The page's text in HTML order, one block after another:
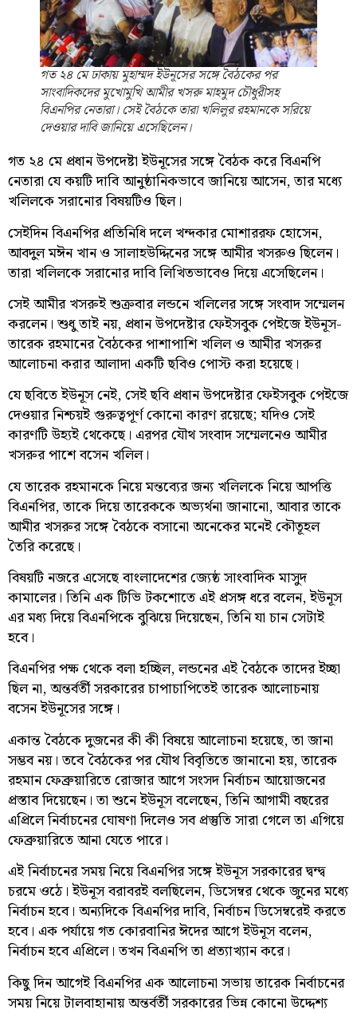
গত ২৪ মে ঢাকায় মুহাম্মদ ইউনূসের সঙ্গে বৈঠকের পর
সাংবাদিকদের মুখোমুখি আমীর খসরু মাহমুদ চৌধুরীসহ
বিএনপির নেতারা। সেই বৈঠকে তারা খলিলুর রহমানকে সরিয়ে
দেওয়ার দাবি জানিয়ে এসেছিলেন।
গত ২৪ মে প্রধান উপদেষ্টা ইউনূসের সঙ্গে বৈঠক করে বিএনপি
নেতারা যে কয়টি দাবি আনুষ্ঠানিকভাবে জানিয়ে আসেন, তার মধ্যে
খলিলকে সরানোর বিষয়টিও ছিল।
সেইদিন বিএনপির প্রতিনিধি দলে খন্দকার মোশাররফ হোসেন,
আবদুল মঈন খান ও সালাহউদ্দিনের সঙ্গে আমীর খসরুও ছিলেন।
তারা খলিলকে সরানোর দাবি লিখিতভাবেও দিয়ে এসেছিলেন।
সেই আমীর খসরুই শুক্রবার লন্ডনে খলিলের সঙ্গে সংবাদ সম্মেলন
করলেন। শুধু তাই নয়, প্রধান উপদেষ্টার ফেইসবুক পেইজে ইউনূস-
তারেক রহমানের বৈঠকের পাশাপাশি খলিল ও আমীর খসরুর
আলোচনা করার আলাদা একটি ছবিও পোস্ট করা হয়েছে।
যে ছবিতে ইউনূস নেই, সেই ছবি প্রধান উপদেষ্টার ফেইসবুক পেইজে
দেওয়ার নিশ্চয়ই গুরুত্বপূর্ণ কোনো কারণ রয়েছে; যদিও সেই
কারণটি উহ্যই থেকেছে। এরপর যৌথ সংবাদ সম্মেলনেও আমীর
খসরুর পাশে বসেন খলিল।
যে তারেক রহমানকে নিয়ে মন্তব্যের জন্য খলিলকে নিয়ে আপত্তি
বিএনপির, তাকে দিয়ে তারেককে অভ্যর্থনা জানানো, আবার তাকে
আমীর খসরুর সঙ্গে বৈঠকে বসানো অনেকের মনেই কৌতূহল
তৈরি করেছে।
বিষয়টি নজরে এসেছে বাংলাদেশের জ্যেষ্ঠ সাংবাদিক মাসুদ
কামালের। তিনি এক টিভি টকশোতে এই প্রসঙ্গ ধরে বলেন, ইউনূস
এর মধ্য দিয়ে বিএনপিকে বুঝিয়ে দিয়েছেন, তিনি যা চান সেটাই
হবে।
বিএনপির পক্ষ থেকে বলা হচ্ছিল, লন্ডনের এই বৈঠকে তাদের ইচ্ছা
ছিল না, অন্তর্বর্তী সরকারের চাপাচাপিতেই তারেক আলোচনায়
বসেন ইউনূসের সঙ্গে।
একান্ত বৈঠকে দুজনের কী কী বিষয়ে আলোচনা হয়েছে, তা জানা
সম্ভব নয়। তবে বৈঠকের পর যৌথ বিবৃতিতে জানানো হয়, তারেক
রহমান ফেব্রুয়ারিতে রোজার আগে সংসদ নির্বাচন আয়োজনের
প্রস্তাব দিয়েছেন। তা শুনে ইউনূস বলেছেন, তিনি আগামী বছরের
এপ্রিলে নির্বাচনের ঘোষণা দিলেও সব প্রস্তুতি সারা গেলে তা এগিয়ে
ফেব্রুয়ারিতে আনা যেতে পারে।
এই নির্বাচনের সময় নিয়ে বিএনপির সঙ্গে ইউনূস সরকারের দ্বন্দ্ব
চরমে ওঠে। ইউনূস বরাবরই বলছিলেন, ডিসেম্বর থেকে জুনের মধ্যে
নির্বাচন হবে। অন্যদিকে বিএনপির দাবি, নির্বাচন ডিসেম্বরেই করতে
হবে। এক পর্যায়ে গত কোরবানির ঈদের আগে ইউনূস বলেন,
নির্বাচন হবে এপ্রিলে। তখন বিএনপি তা প্রত্যাখ্যান করে।
কিছু দিন আগেই বিএনপির এক আলোচনা সভায় তারেক নির্বাচনের
সময় নিয়ে টালবাহানায় অন্তর্বর্তী সরকারের ভিন্ন কোনো উদ্দেশ্য